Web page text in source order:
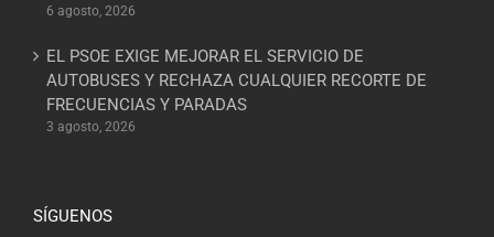
6 agosto, 2026
EL PSOE EXIGE MEJORAR EL SERVICIO DE
AUTOBUSES Y RECHAZA CUALQUIER RECORTE DE
FRECUENCIAS Y PARADAS
3 agosto, 2026
SÍGUENOS